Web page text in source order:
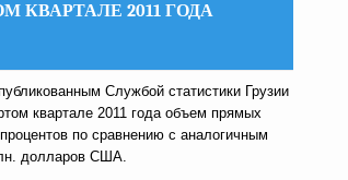
2011 ГОДА
Службой статистики Грузии
квартале 2011 года объем прямых
по сравнению с аналогичным
долларов США.